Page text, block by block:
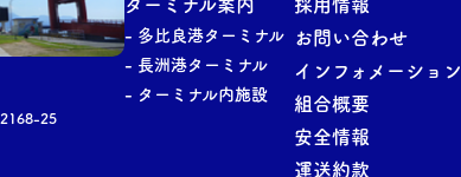
2168-25
ターミナル案内
多比良港ターミナル
長洲港ターミナル
ターミナル内施設
採用情報
お問い合わせ
インフォメーション
組合概要
安全情報
運送約款